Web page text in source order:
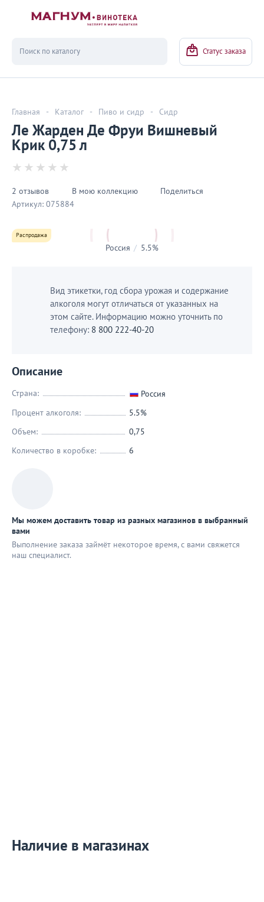
Статус заказа
Главная - Каталог - Пиво и сидр - Сидр
Ле Жарден Де Фруи Вишневый
Крик 0,75 л
2 отзывов В мою коллекцию
Поделиться
Артикул: 075884
Распродажа
Россия / 5.5%
Вид этикетки, год сбора урожая и содержание
алкоголя могут отличаться от указанных на
этом сайте. Информацию можно уточнить по
телефону: 8 800 222-40-20
Описание
Страна:
Россия
Процент алкоголя:
5.5%
Объем:
0,75
Количество в коробке:
6
Мы можем доставить товар из разных магазинов в выбранный
вами
Выполнение заказа займёт некоторое время, с вами свяжется
наш специaлист.
Наличие в магазинах